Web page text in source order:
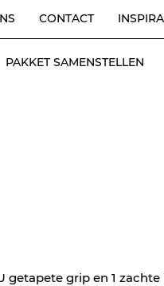
CONTACT
PAKKET SAMENSTELLEN
grip en 1 zachte